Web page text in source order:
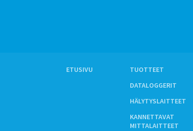
ETUSIVU
TUOTTEET
DATALOGGERIT
HÄLYTYSLAITTEET
KANNETTAVAT
MITTALAITTEET